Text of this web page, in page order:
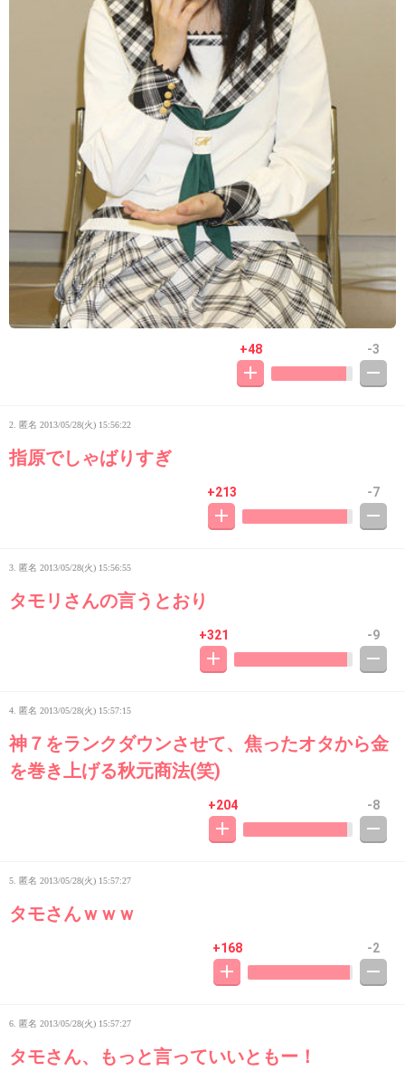
+48 -3
2. 匿名 2013/05/28(火) 15:56:22
指原でしゃばりすぎ
+213 -7
3. 匿名 2013/05/28(火) 15:56:55
タモリさんの言うとおり
+321 -9
4. 匿名 2013/05/28(火) 15:57:15
神７をランクダウンさせて、焦ったオタから金
を巻き上げる秋元商法(笑)
+204 -8
5. 匿名 2013/05/28(火) 15:57:27
タモさんｗｗｗ
+168 -2
6. 匿名 2013/05/28(火) 15:57:27
タモさん、もっと言っていいともー！